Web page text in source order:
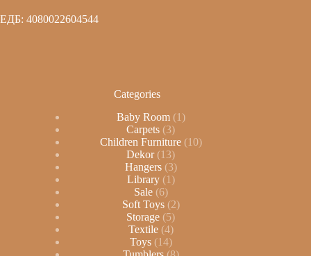
ЕДБ: 4080022604544
Categories
Baby Room 1
Carpets 3
Children Furniture 10
Dekor
13
Hangers 3
Library 1
Sale 6
Soft Toys 2
Storage 5
Textile 4
Toys 14